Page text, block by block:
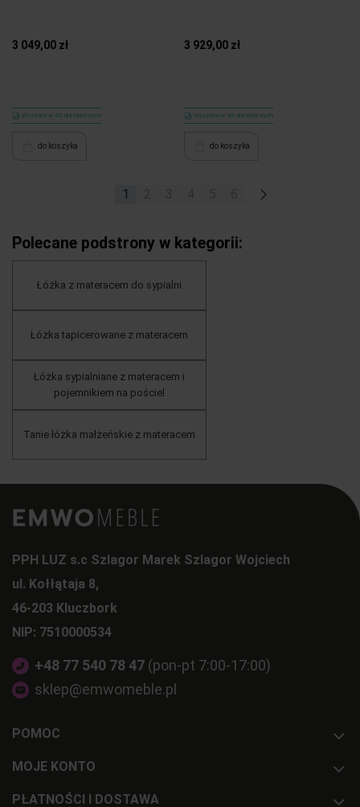
3 049,00 zł
Wysyłka w 45 dni roboczych
do koszyka
3 929,00 zł
Wysyłka w 45 dni roboczych
do koszyka
1 »
Polecane podstrony w kategorii:
Łóżka z materacem do sypialni
Łóżka tapicerowane z materacem
Łóżka sypialniane z materacem i
pojemnikiem na pościel
Tanie łóżka małżeńskie z materacem
PPH LUZ s.c Szlagor Marek Szlagor Wojciech
ul. Kołłątaja 8,
46-203 Kluczbork
NIP: 7510000534
+48 77 540 78 47 (pon-pt 7:00-17:00)
sklep@emwomeble.pl
POMOC
MOJE KONTO
PŁATNOŚCI I DOSTAWA